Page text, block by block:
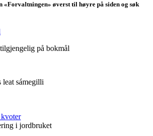
«Forvaltningen» øverst til høyre på siden og søk
på bokmål
leat sámegilli
i jordbruket